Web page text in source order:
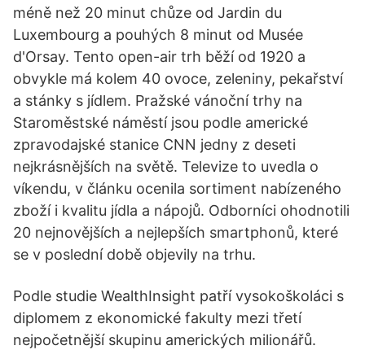
méně než 20 minut chůze od Jardin du
Luxembourg a pouhých 8 minut od Musée
d'Orsay. Tento open-air trh běží od 1920 a
obvykle má kolem 40 ovoce, zeleniny, pekařství
a stánky s jídlem. Pražské vánoční trhy na
Staroměstské náměstí jsou podle americké
zpravodajské stanice CNN jedny z deseti
nejkrásnějších na světě. Televize to uvedla o
víkendu, v článku ocenila sortiment nabízeného
zboží i kvalitu jídla a nápojů. Odborníci ohodnotili
20 nejnovějších a nejlepších smartphonů, které
se v poslední době objevily na trhu.
Podle studie WealthInsight patří vysokoškoláci s
diplomem z ekonomické fakulty mezi třetí
nejpočetnější skupinu amerických milionářů.